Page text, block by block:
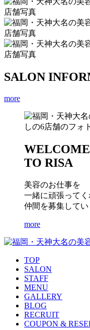
SALON
more
WELCOME
TO RISA求
人・
採
用
報
美容のお仕事を
一緒に頑張ってく
仲間を募集してい
more
TOP
SALON
STAFF
MENU
GALLERY
BLOG
RECRUIT
COUPON &